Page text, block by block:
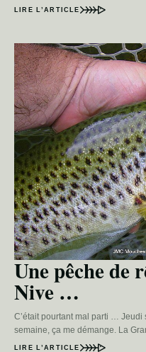
LIRE L’ARTICLE
Une pêche de
Nive …
C’était pourtant mal parti … Jeudi
semaine, ça me démange. La
LIRE L’ARTICLE